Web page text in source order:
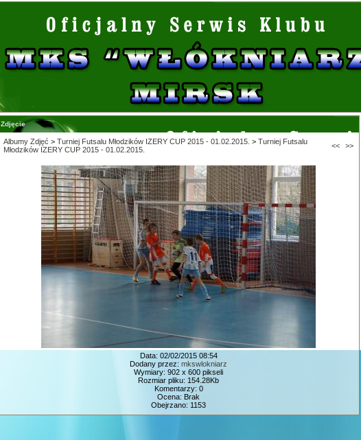
Zdjęcie
Albumy Zdjęć > Turniej Futsalu Młodzików IZERY CUP 2015 - 01.02.2015. > Turniej Futsalu
Młodzików IZERY CUP 2015 - 01.02.2015.
<< >>
Data: 02/02/2015 08:54
Dodany przez: mkswlokniarz
Wymiary: 902 x 600 pikseli
Rozmiar pliku: 154.28Kb
Komentarzy: 0
Ocena: Brak
Obejrzano: 1153